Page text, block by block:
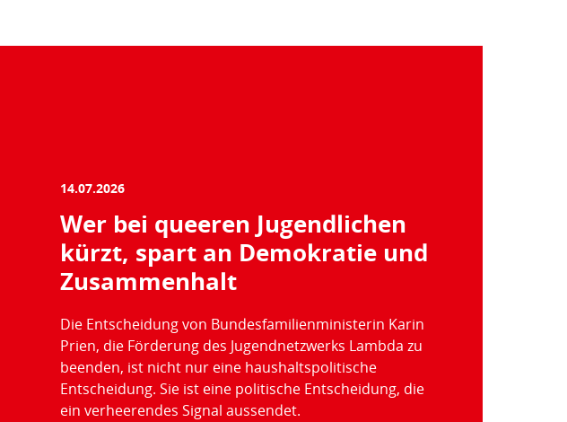
14.07.2026
Wer bei queeren Jugendlichen
kürzt, spart an Demokratie und
Zusammenhalt
Die Entscheidung von Bundesfamilienministerin Karin
Prien, die Förderung des Jugendnetzwerks Lambda zu
beenden, ist nicht nur eine haushaltspolitische
Entscheidung. Sie ist eine politische Entscheidung, die
ein verheerendes Signal aussendet.